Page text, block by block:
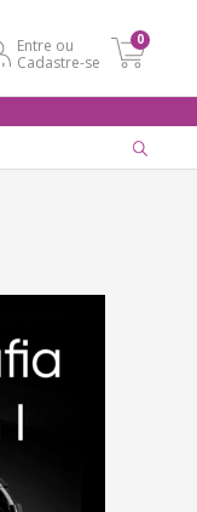
Entre ou
Cadastre-se
0